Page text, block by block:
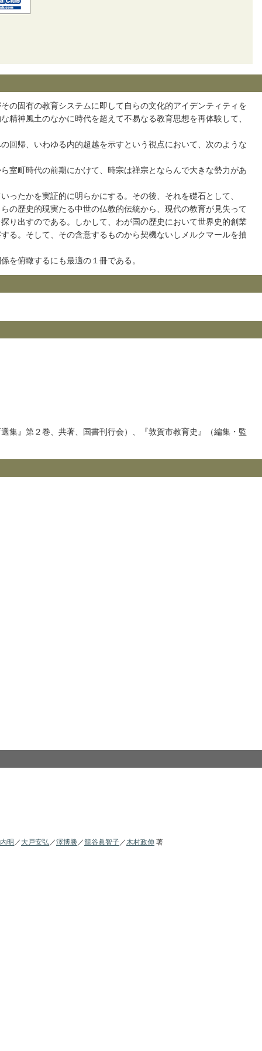
固有の教育システムに即して自らの文化的アイデンティティを
神風土のなかに時代を超えて不易なる教育思想を再体験して、
帰、いわゆる内的超越を示すという視点において、次のような
町時代の前期にかけて、時宗は禅宗とならんで大きな勢力があ
たかを実証的に明らかにする。その後、それを礎石として、
の歴史的現実たる中世の仏教的伝統から、現代の教育が見失って
り出すのである。しかして、わが国の歴史において世界史的創業
る。そして、その含意するものから契機ないしメルクマールを抽
俯瞰するにも最適の１冊である。
』第２巻、共著、国書刊行会）、『敦賀市教育史』（編集・監
明 ／ 大戸安弘 ／澤博勝 ／籠谷眞智子 ／ 木村政伸 著